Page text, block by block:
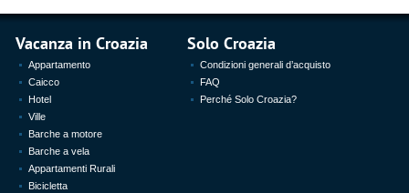
Vacanza in Croazia
Appartamento
Caicco
Hotel
Ville
Barche a motore
Barche a vela
Appartamenti Rurali
Bicicletta
Solo Croazia
Condizioni generali d’acquisto
FAQ
Perché Solo Croazia?